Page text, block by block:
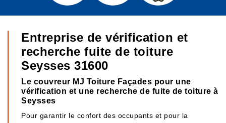
Entreprise de vérification et
recherche fuite de toiture
Seysses 31600
Le couvreur MJ Toiture Façades pour une
vérification et une recherche de fuite de toiture à
Seysses
Pour garantir le confort des occupants et pour la